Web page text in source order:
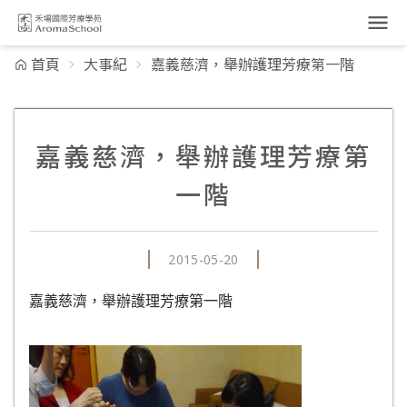
跳到主要內容
首頁 大事紀 嘉義慈濟，舉辦護理芳療第一階
嘉義慈濟，舉辦護理芳療第
一階
2015-05-20
嘉義慈濟，舉辦護理芳療第一階